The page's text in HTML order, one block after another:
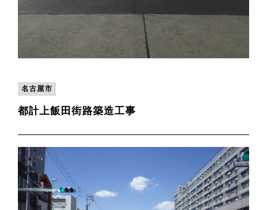
名古屋市
都計上飯田街路築造工事